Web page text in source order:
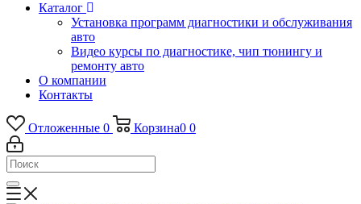
Каталог
Установка программ диагностики и обслуживания
авто
Видео курсы по диагностике, чип тюнингу и
ремонту авто
О компании
Контакты
Отложенные 0 Корзина0 0